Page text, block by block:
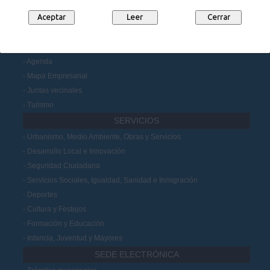
Participación Ciudadana
Agenda
Mapa Empresarial
Juntas vecinales
Turismo
SERVICIOS
Urbanismo, Medio Ambiente, Obras y Servicios
Desarrollo Local e Innovación
Seguridad Ciudadana
Servicios Sociales, Igualdad, Sanidad e Inmigración
Deportes
Cultura y Festejos
Formación y Educación
Infancia, Juventud y Mayores
SEDE ELECTRÓNICA